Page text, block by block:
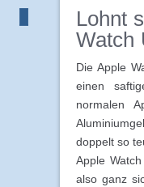
Lohnt
Watch
Die Apple
einen
normalen
doppelt so
Apple
also ganz